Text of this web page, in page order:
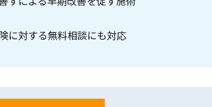
に対する無料相談にも対応